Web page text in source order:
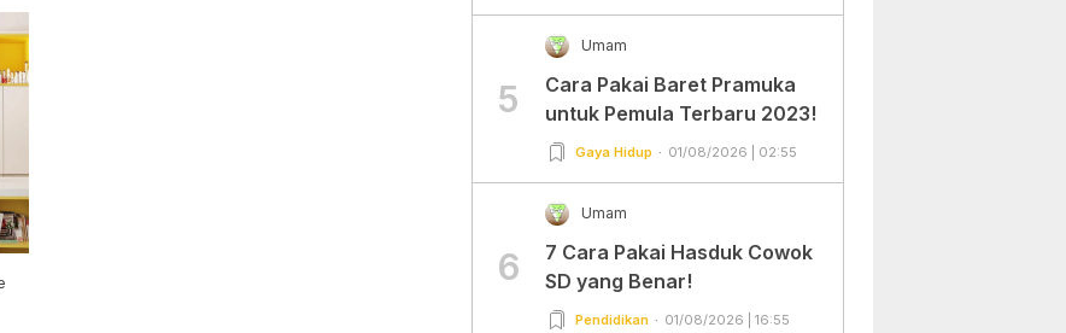
5
Umam
Cara Pakai Baret Pramuka
untuk Pemula Terbaru 2023!
Gaya Hidup 01/08/2026 | 02:55
6
Umam
7 Cara Pakai Hasduk Cowok
SD yang Benar!
Pendidikan 01/08/2026 | 16:55